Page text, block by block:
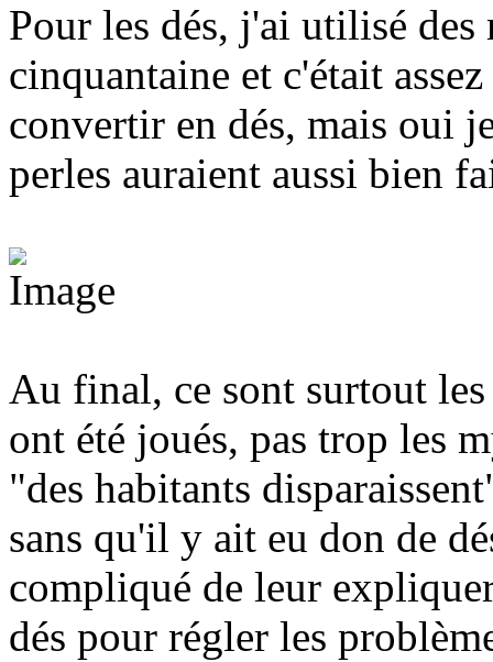
Pour les dés, j'ai utilisé
cinquantaine et c'était
convertir en dés, mais oui
perles auraient aussi bien
Au final, ce sont surtout
ont été joués, pas trop les
"des habitants
sans qu'il y ait eu don de
compliqué de leur
dés pour régler les